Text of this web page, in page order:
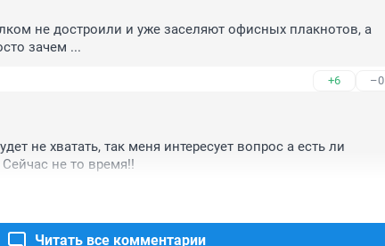
не достроили и уже заселяют офисных плакнотов, а
зачем ...
+6 –0
не хватать, так меня интересует вопрос а есть ли
не то время!!
Читать все комментарии